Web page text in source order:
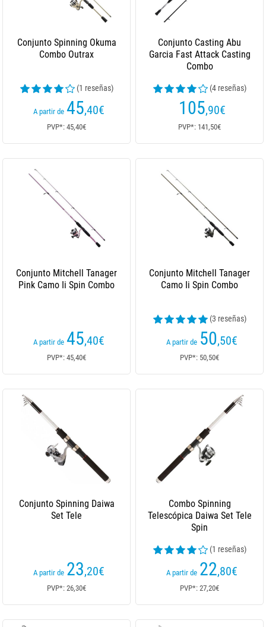
Conjunto Spinning Okuma
Combo Outrax
(1 reseñas)
A partir de 45,40€
PVP*: 45,40€
Conjunto Casting Abu
Garcia Fast Attack Casting
Combo
(4 reseñas)
105,90€
PVP*: 141,50€
Conjunto Mitchell Tanager
Pink Camo Ii Spin Combo
A partir de 45,40€
PVP*: 45,40€
Conjunto Mitchell Tanager
Camo Ii Spin Combo
(3 reseñas)
A partir de 50,50€
PVP*: 50,50€
Conjunto Spinning Daiwa
Set Tele
A partir de 23,20€
PVP*: 26,30€
Combo Spinning
Telescópica Daiwa Set Tele
Spin
(1 reseñas)
A partir de 22,80€
PVP*: 27,20€